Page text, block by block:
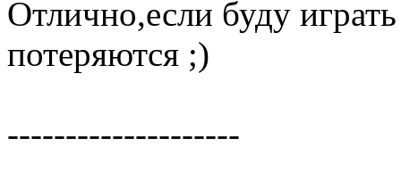
Отлично,если буду
потеряются ;)
--------------------